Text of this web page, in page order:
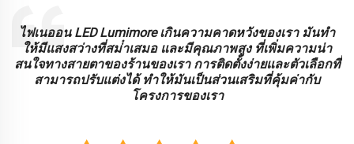
ไฟเนออน LED Lumimore เกินความคาดหวังของเรา มันทํา
ให้มีแสงสว่างที่สม่ําเสมอ และมีคุณภาพสูง ที่เพิ่มความน่า
สนใจทางสายตาของร้านของเรา การติดตั้งง่ายและตัวเลือกที่
สามารถปรับแต่งได้ ทําให้มันเป็นส่วนเสริมที่คุ้มค่ากับ
โครงการของเรา